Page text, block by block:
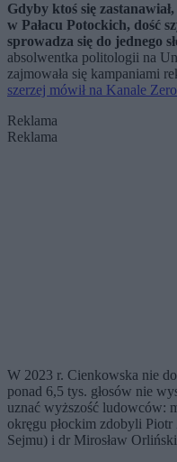
Gdyby ktoś się
w Pałacu Potockich, dość
sprowadza się do jednego
absolwentka politologii na
zajmowała się kampaniami
szerzej mówił na Kanale
Reklama
Reklama
W 2023 r. Cienkowska nie
ponad 6,5 tys. głosów nie
uznać wyższość ludowców:
okręgu płockim zdobyli Piotr
Sejmu) i dr Mirosław